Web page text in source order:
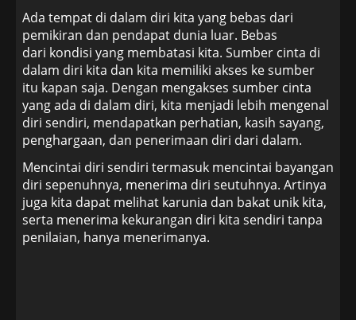
Ada tempat di dalam diri kita yang bebas dari
pemikiran dan pendapat dunia luar. Bebas
dari kondisi yang membatasi kita. Sumber cinta di
dalam diri kita dan kita memiliki akses ke sumber
itu kapan saja. Dengan mengakses sumber cinta
yang ada di dalam diri, kita menjadi lebih mengenal
diri sendiri, mendapatkan perhatian, kasih sayang,
penghargaan, dan penerimaan diri dari dalam.
Mencintai diri sendiri termasuk mencintai bayangan
diri sepenuhnya, menerima diri seutuhnya. Artinya
juga kita dapat melihat karunia dan bakat unik kita,
serta menerima kekurangan diri kita sendiri tanpa
penilaian, hanya menerimanya.